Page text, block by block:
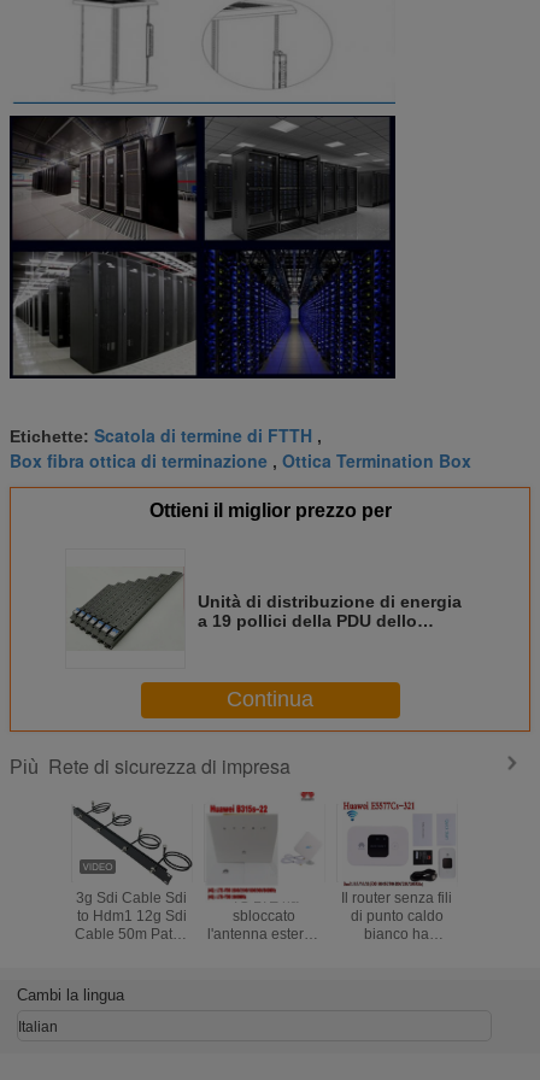
Etichette: Scatola di termine di FTTH ,
Box fibra ottica di terminazione , Ottica Termination Box
Ottieni il miglior prezzo per
Unità di distribuzione di energia
a 19 pollici della PDU dello
Continua
Più Rete di sicurezza di impresa
3g Sdi Cable Sdi
to Hdm1 12g Sdi
Cable 50m Patch
Micro Converter
SDI Cable
4G LTE ha
sbloccato
l'antenna esterna
Il router senza fili
di punto caldo
bianco ha
Cambi la lingua
Italian